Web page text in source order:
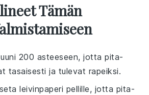
Tämän
200 asteeseen, jotta pita-
tasaisesti ja tulevat rapeiksi.
leivinpaperi pellille, jotta pita-